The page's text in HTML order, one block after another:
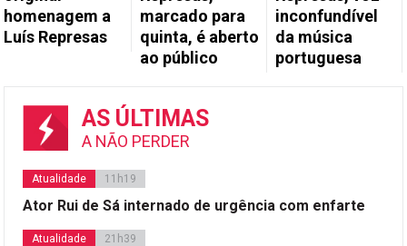
homenagem a
Luís Represas
marcado para
quinta, é aberto
ao público
inconfundível
da música
portuguesa
AS ÚLTIMAS
A NÃO PERDER
Atualidade 11h19
Ator Rui de Sá internado de urgência com enfarte
Atualidade 21h39